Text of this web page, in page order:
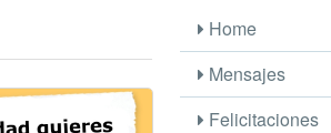
Home
Mensajes
Felicitaciones